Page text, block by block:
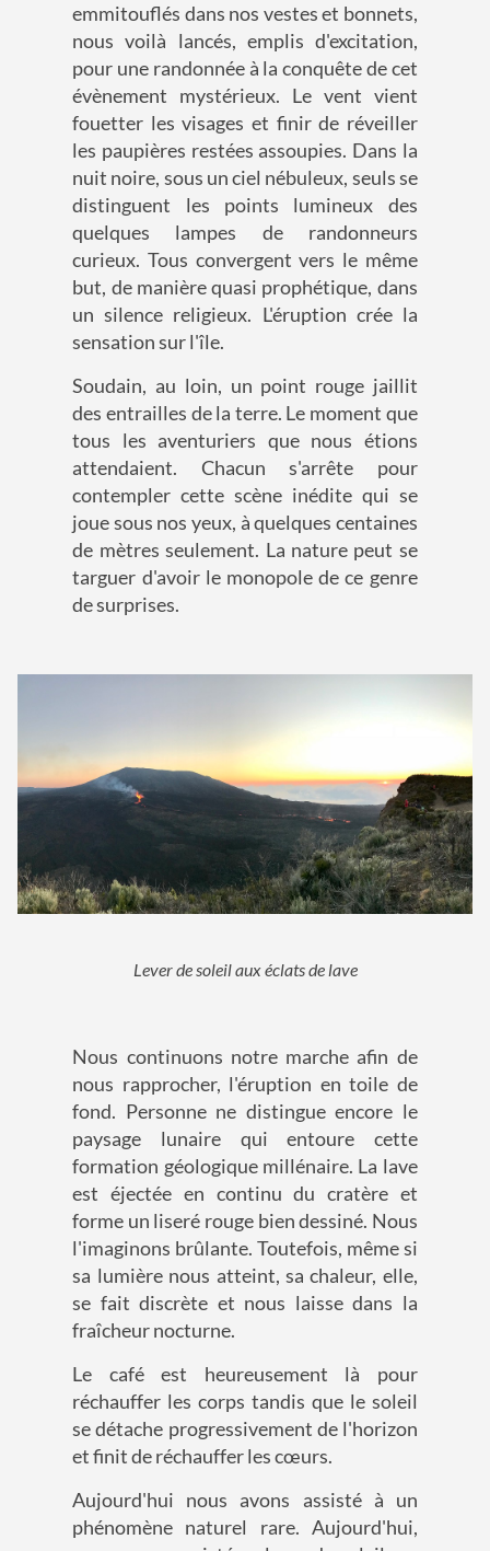
emmitouflés dans nos vestes et bonnets,
nous voilà lancés, emplis d'excitation,
pour une randonnée à la conquête de cet
évènement mystérieux. Le vent vient
fouetter les visages et finir de réveiller
les paupières restées assoupies. Dans la
nuit noire, sous un ciel nébuleux, seuls se
distinguent les points lumineux des
quelques lampes de randonneurs
curieux. Tous convergent vers le même
but, de manière quasi prophétique, dans
un silence religieux. L'éruption crée la
sensation sur l'île.
Soudain, au loin, un point rouge jaillit
des entrailles de la terre. Le moment que
tous les aventuriers que nous étions
attendaient. Chacun s'arrête pour
contempler cette scène inédite qui se
joue sous nos yeux, à quelques centaines
de mètres seulement. La nature peut se
targuer d'avoir le monopole de ce genre
de surprises.
Lever de soleil aux éclats de lave
Nous continuons notre marche afin de
nous rapprocher, l'éruption en toile de
fond. Personne ne distingue encore le
paysage lunaire qui entoure cette
formation géologique millénaire. La lave
est éjectée en continu du cratère et
forme un liseré rouge bien dessiné. Nous
l'imaginons brûlante. Toutefois, même si
sa lumière nous atteint, sa chaleur, elle,
se fait discrète et nous laisse dans la
fraîcheur nocturne.
Le café est heureusement là pour
réchauffer les corps tandis que le soleil
se détache progressivement de l'horizon
et finit de réchauffer les cœurs.
Aujourd'hui nous avons assisté à un
phénomène naturel rare. Aujourd'hui,